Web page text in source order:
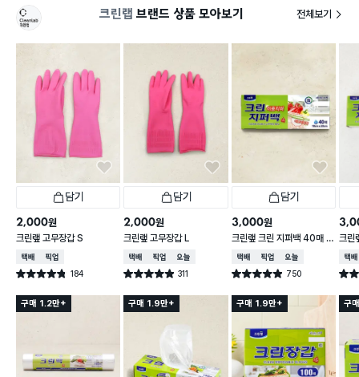
크린랩 브랜드 상품 모아보기 전체보기
담기
2,000원
크린랲 고무장갑 S
택배배송매장픽업
별점 4.8점 184
건 작성
담기
2,000원
크린랲 고무장갑 L
택배배송매장픽업오늘배송
별점 4.9점 311
건 작성
담기
3,000원
크린랲 크린 지퍼백 40매 1
택배배송매장픽업오늘배송
별점 4.9점 750
건 작성
크린
택배
별점
구매 1.2만+ 구매 1.9만+ 구매 1.9만+ 구